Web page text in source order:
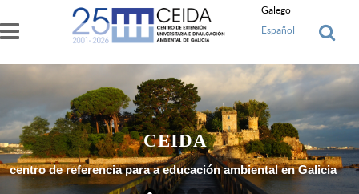
Ir o contido principal
Galego
Español
centro de referencia para a educación ambiental en Galicia
CEIDA